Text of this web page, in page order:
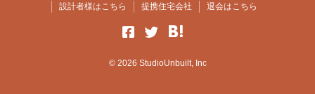
設計者様はこちら
提携住宅会社 退会はこちら
© 2026 StudioUnbuilt, Inc